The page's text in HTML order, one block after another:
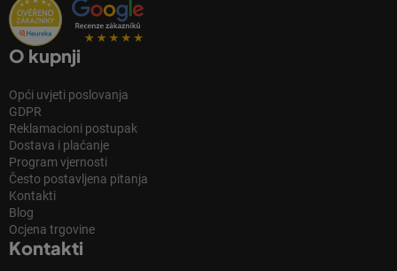
O kupnji
Opći uvjeti poslovanja
GDPR
Reklamacioni postupak
Dostava i plaćanje
Program vjernosti
Često postavljena pitanja
Kontakti
Blog
Ocjena trgovine
Kontakti